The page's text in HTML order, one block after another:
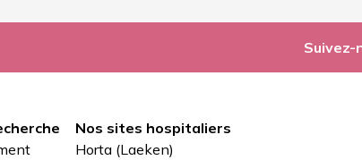
Suivez-
Nos sites hospitaliers
Horta (Laeken)